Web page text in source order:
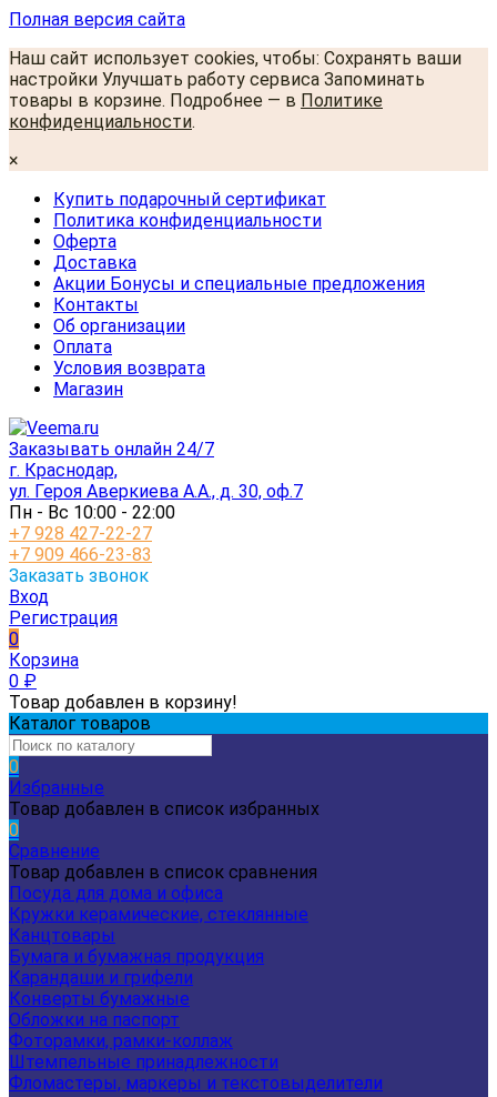
Полная версия сайта
Наш сайт использует cookies, чтобы: Сохранять ваши
настройки Улучшать работу сервиса Запоминать
товары в корзине. Подробнее — в Политике
конфиденциальности.
×
Купить подарочный сертификат
Политика конфиденциальности
Оферта
Доставка
Акции Бонусы и специальные предложения
Контакты
Об организации
Оплата
Условия возврата
Магазин
Заказывать онлайн 24/7
г. Краснодар,
ул. Героя Аверкиева А.А., д. 30, оф.7
Пн - Вс 10:00 - 22:00
+7 928 427-22-27
+7 909 466-23-83
Заказать звонок
Вход
Регистрация
0
Корзина
0 ₽
Товар добавлен в корзину!
Каталог товаров
0
Избранные
Товар добавлен в список избранных
0
Сравнение
Товар добавлен в список сравнения
Посуда для дома и офиса
Кружки керамические, стеклянные
Канцтовары
Бумага и бумажная продукция
Карандаши и грифели
Конверты бумажные
Обложки на паспорт
Фоторамки, рамки-коллаж
Штемпельные принадлежности
Фломастеры, маркеры и текстовыделители